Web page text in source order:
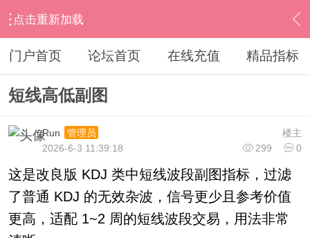
点击重新加载
› 通达信指标公式 › 副图公式 › 内容
门户首页 论坛首页 在线充值 精品指标
短线高低副图
楼主
Run
管理员
299
0
2026-6-3 11:39:18
这是改良版 KDJ 类中短线波段副图指标，过滤
了普通 KDJ 的无效杂波，信号更少且参考价值
更高，适配 1~2 周的短线波段交易，用法非常